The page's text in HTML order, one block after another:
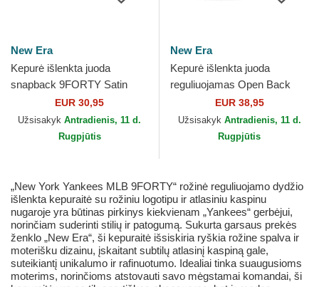
New Era
Kepurė išlenkta juoda
snapback 9FORTY Satin
New York Yankees MLB
New Era
EUR 30,95
Užsisakyk Antradienis, 11 d.
Rugpjūtis
New Era
Kepurė išlenkta juoda
reguliuojamas Open Back
Flawless New York Yankees
MLB New Era
EUR 38,95
Užsisakyk Antradienis, 11 d.
Rugpjūtis
„New York Yankees MLB 9FORTY“ rožinė reguliuojamo dydžio
išlenkta kepuraitė su rožiniu logotipu ir atlasiniu kaspinu
nugaroje yra būtinas pirkinys kiekvienam „Yankees“ gerbėjui,
norinčiam suderinti stilių ir patogumą. Sukurta garsaus prekės
ženklo „New Era“, ši kepuraitė išsiskiria ryškia rožine spalva ir
moterišku dizainu, įskaitant subtilų atlasinį kaspiną gale,
suteikiantį unikalumo ir rafinuotumo. Idealiai tinka suaugusioms
moterims, norinčioms atstovauti savo mėgstamai komandai, ši